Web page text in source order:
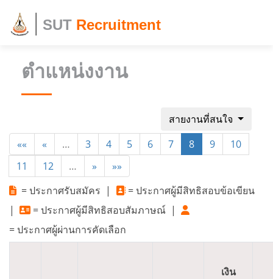
SUT Recruitment
ตำแหน่งงาน
สายงานที่สนใจ
««
« … 3 4 5 6 7 8 9
10
11
12 … »
»»
= ประกาศรับสมัคร |
= ประกาศผู้มีสิทธิสอบข้อเขียน
|
= ประกาศผู้มีสิทธิสอบสัมภาษณ์ |
= ประกาศผู้ผ่านการคัดเลือก
เงิน